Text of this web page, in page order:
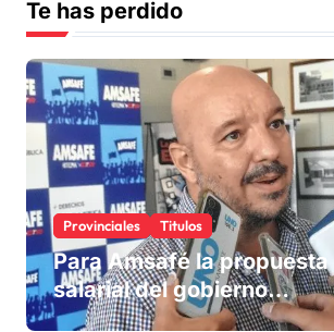
Te has perdido
Provinciales Titulos
Para Amsafé la propuesta
salarial del gobierno
«queda corta» y el viernes